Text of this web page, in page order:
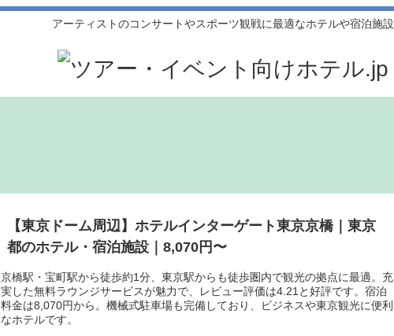
アーティストのコンサートやスポーツ観戦に最適なホテルや宿泊施設
【東京ドーム周辺】ホテルインターゲート東京京橋｜東京
都のホテル・宿泊施設｜8,070円〜
京橋駅・宝町駅から徒歩約1分、東京駅からも徒歩圏内で観光の拠点に最適。充
実した無料ラウンジサービスが魅力で、レビュー評価は4.21と好評です。宿泊
料金は8,070円から。機械式駐車場も完備しており、ビジネスや東京観光に便利
なホテルです。